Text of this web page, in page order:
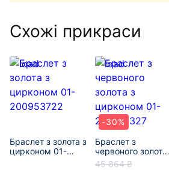
Схожі прикраси
Браслет з золота з
цирконом 01-
-30%
Браслет з
червоного золота
з цирконом 01-
45 864 ₴